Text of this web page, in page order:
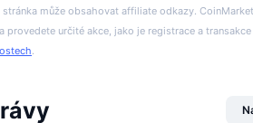
stránka může obsahovat affiliate odkazy.
provedete určité akce, jako je registrace a
.